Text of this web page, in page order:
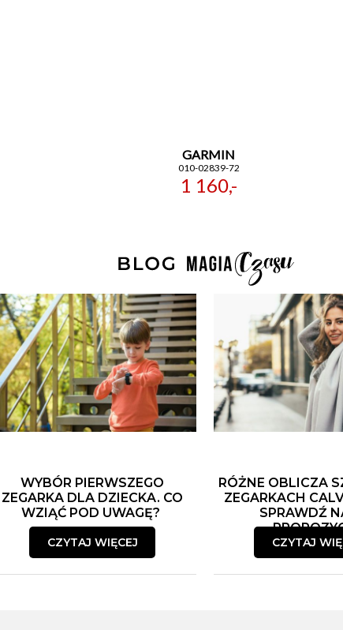
GARMIN
010-02839-72
1 160,-
WYBÓR PIERWSZEGO
ZEGARKA DLA DZIECKA. CO
WZIĄĆ POD UWAGĘ?
CZYTAJ WIĘCEJ
RÓŻNE OBLICZA
ZEGARKACH
SPRAWDŹ
CZYTAJ